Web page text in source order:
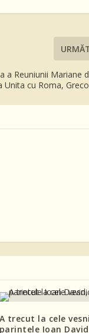
a Reuniunii Mariane
Unita cu Roma,
A trecut la cele
parintele Ioan